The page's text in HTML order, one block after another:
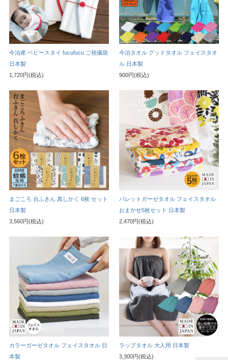
今治産 ベビースタイ fucufucu ご祝儀袋
日本製
1,720円(税込)
今治タオル グッドタオル フェイスタオ
ル 日本製
900円(税込)
まごころ 台ふきん 真しかく 6枚 セット
日本製
3,560円(税込)
パレットガーゼタオル フェイスタオル
おまかせ5枚セット 日本製
2,470円(税込)
カラーガーゼタオル フェイスタオル 日
本製
ラップタオル 大人用 日本製
3,300円(税込)